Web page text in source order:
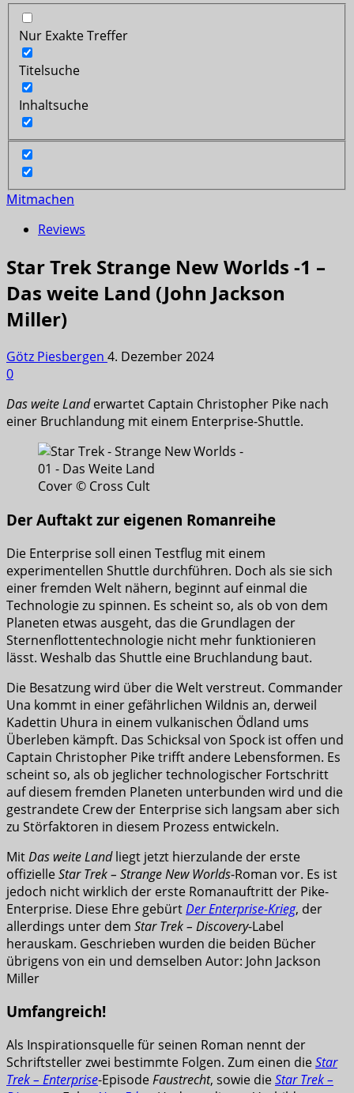
Nur Exakte Treffer
Titelsuche
Inhaltsuche
Mitmachen
Reviews
Star Trek Strange New Worlds -1 –
Das weite Land (John Jackson
Miller)
Götz Piesbergen 4. Dezember 2024
0
Das weite Landerwartet Captain Christopher Pike nach
einer Bruchlandung mit einem Enterprise-Shuttle.
Cover © Cross Cult
Der Auftakt zur eigenen Romanreihe
Die Enterprise soll einen Testflug mit einem
experimentellen Shuttle durchführen. Doch als sie sich
einer fremden Welt nähern, beginnt auf einmal die
Technologie zu spinnen. Es scheint so, als ob von dem
Planeten etwas ausgeht, das die Grundlagen der
Sternenflottentechnologie nicht mehr funktionieren
lässt. Weshalb das Shuttle eine Bruchlandung baut.
Die Besatzung wird über die Welt verstreut. Commander
Una kommt in einer gefährlichen Wildnis an, derweil
Kadettin Uhura in einem vulkanischen Ödland ums
Überleben kämpft. Das Schicksal von Spock ist offen und
Captain Christopher Pike trifft andere Lebensformen. Es
scheint so, als ob jeglicher technologischer Fortschritt
auf diesem fremden Planeten unterbunden wird und die
gestrandete Crew der Enterprise sich langsam aber sich
zu Störfaktoren in diesem Prozess entwickeln.
MitDas weite Landliegt jetzt hierzulande der erste
offizielleStar Trek – Strange New Worlds-Roman vor. Es ist
jedoch nicht wirklich der erste Romanauftritt der Pike-
Enterprise. Diese Ehre gebürtDer Enterprise-Krieg, der
allerdings unter dem Star Trek – Discovery-Label
herauskam. Geschrieben wurden die beiden Bücher
übrigens von ein und demselben Autor: John Jackson
Miller
Umfangreich!
Als Inspirationsquelle für seinen Roman nennt der
Schriftsteller zwei bestimmte Folgen. Zum einen dieStar
Trek – Enterprise-EpisodeFaustrecht, sowie dieStar Trek –